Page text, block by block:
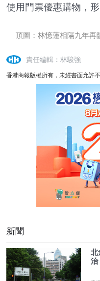
使用門票優惠購物，
頂圖：林憶蓮相隔九年再
責任編輯：林駿強
香港商報版權所有，未經書面允許不
新聞
北
治